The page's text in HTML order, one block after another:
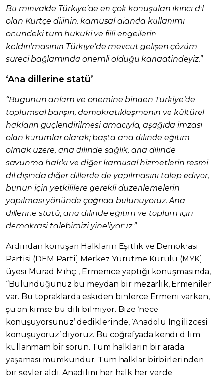
Bu minvalde Türkiye’de en çok konuşulan ikinci dil
olan Kürtçe dilinin, kamusal alanda kullanımı
önündeki tüm hukuki ve fiili engellerin
kaldırılmasının Türkiye’de mevcut gelişen çözüm
süreci bağlamında önemli olduğu kanaatindeyiz.”
‘Ana dillerine statü’
“Bugünün anlam ve önemine binaen Türkiye’de
toplumsal barışın, demokratikleşmenin ve kültürel
hakların güçlendirilmesi amacıyla, aşağıda imzası
olan kurumlar olarak; başta ana dilinde eğitim
olmak üzere, ana dilinde sağlık, ana dilinde
savunma hakkı ve diğer kamusal hizmetlerin resmi
dil dışında diğer dillerde de yapılmasını talep ediyor,
bunun için yetkililere gerekli düzenlemelerin
yapılması yönünde çağrıda bulunuyoruz. Ana
dillerine statü, ana dilinde eğitim ve toplum için
demokrasi talebimizi yineliyoruz.”
Ardından konuşan Halkların Eşitlik ve Demokrasi
Partisi (DEM Parti) Merkez Yürütme Kurulu (MYK)
üyesi Murad Mıhçı, Ermenice yaptığı konuşmasında,
“Bulunduğunuz bu meydan bir mezarlık, Ermeniler
var. Bu topraklarda eskiden binlerce Ermeni varken,
şu an kimse bu dili bilmiyor. Bize ‘nece
konuşuyorsunuz’ dediklerinde, ‘Anadolu İngilizcesi
konuşuyoruz’ diyoruz. Bu coğrafyada kendi dilimi
kullanmam bir sorun. Tüm halkların bir arada
yaşaması mümkündür. Tüm halklar birbirlerinden
bir şeyler aldı. Anadilini her halk her yerde